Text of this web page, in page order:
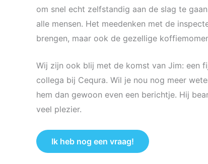
om snel echt zelfstandig aan de slag te
alle mensen. Het meedenken met de
brengen, maar ook de gezellige
Wij zijn ook blij met de komst van Jim: een
collega bij Cequra. Wil je nou nog meer
hem dan gewoon even een berichtje. Hij
veel plezier.
Ik heb nog een vraag!